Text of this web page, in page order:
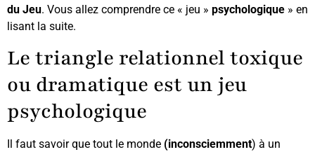
du Jeu. Vous allez comprendre ce « jeu » psychologique » en
lisant la suite.
Le triangle relationnel toxique
ou dramatique est un jeu
psychologique
Il faut savoir que tout le monde (inconsciemment) à un